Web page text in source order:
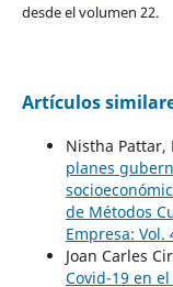
desde el volumen 22.
Artículos
Nistha Pattar,
planes
de Métodos
Empresa: Vol.
Joan Carles
Covid-19 en